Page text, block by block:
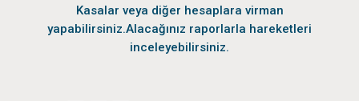
Kasalar veya diğer hesaplara virman
yapabilirsiniz.Alacağınız raporlarla hareketleri
inceleyebilirsiniz.